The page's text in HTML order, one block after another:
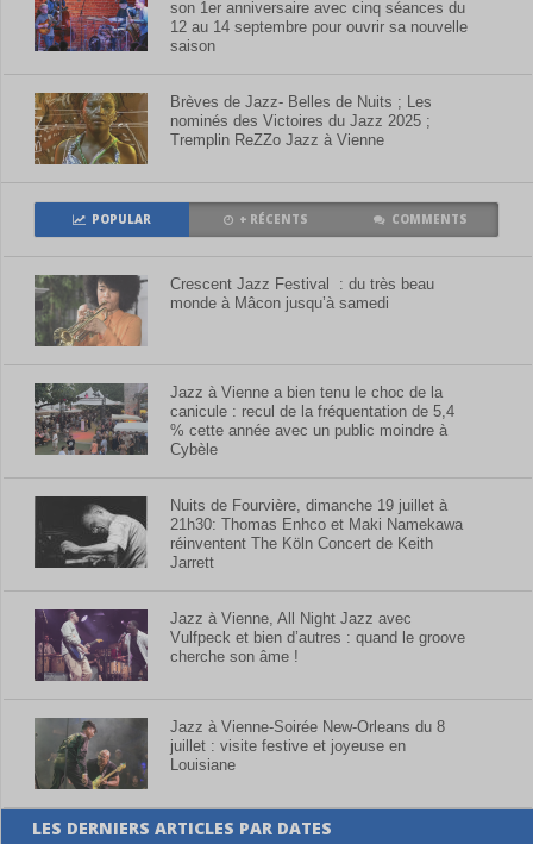
son 1er anniversaire avec cinq séances du
12 au 14 septembre pour ouvrir sa nouvelle
saison
Brèves de Jazz- Belles de Nuits ; Les
nominés des Victoires du Jazz 2025 ;
Tremplin ReZZo Jazz à Vienne
POPULAR + RÉCENTS COMMENTS
Crescent Jazz Festival : du très beau
monde à Mâcon jusqu’à samedi
Jazz à Vienne a bien tenu le choc de la
canicule : recul de la fréquentation de 5,4
% cette année avec un public moindre à
Cybèle
Nuits de Fourvière, dimanche 19 juillet à
21h30: Thomas Enhco et Maki Namekawa
réinventent The Köln Concert de Keith
Jarrett
Jazz à Vienne, All Night Jazz avec
Vulfpeck et bien d’autres : quand le groove
cherche son âme !
Jazz à Vienne-Soirée New-Orleans du 8
juillet : visite festive et joyeuse en
Louisiane
LES DERNIERS ARTICLES PAR DATES